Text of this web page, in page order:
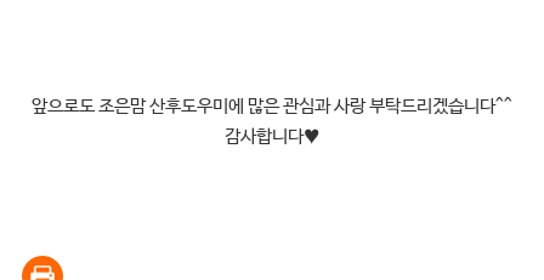
앞으로도 조은맘 산후도우미에 많은 관심과 사랑 부탁드리겠습니다^^
감사합니다♥